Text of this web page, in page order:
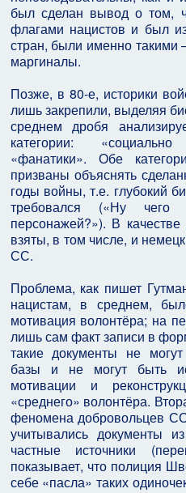
был сделан вывод о том,
флагами нацистов и был
стран, были именно такими
маргиналы.
Позже, в 80-е, историки
лишь закрепили, выделяя
среднем дробя
категории:
«фанатики». Обе
призваны объяснять
годы войны, т.е. глубокий
требовался («Ну
персонажей?»). В
взяты, в том числе, и
СС.
Проблема, как пишет
нацистам, в среднем,
мотивация волонтёра; на
лишь сам факт записи в
такие документы не могут
базы и не могут быть
мотивации и
«среднего» волонтёра.
феномена добровольцев
учитывались документы
частные источники
показывает, что полиция
себе «пасла» таких